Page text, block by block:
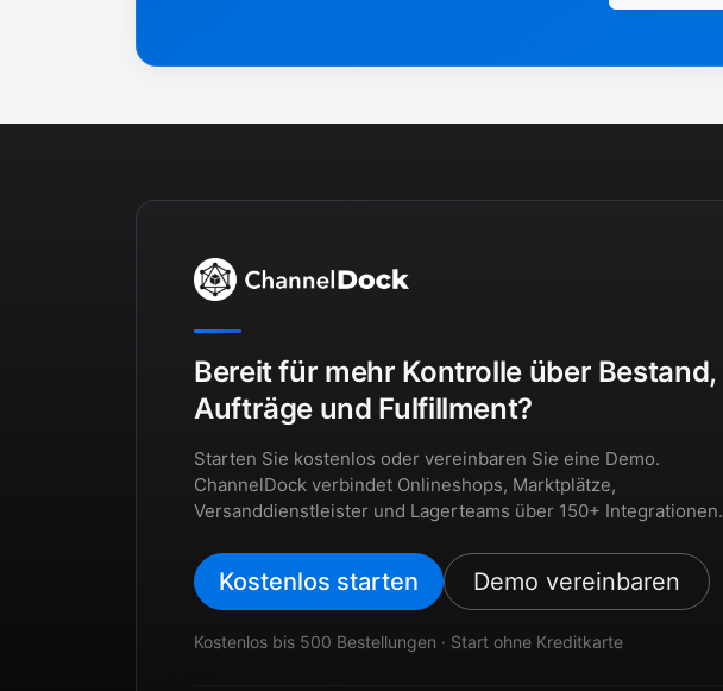
Bereit für mehr Kontrolle über Bestand,
Aufträge und Fulfillment?
Starten Sie kostenlos oder vereinbaren Sie eine Demo.
ChannelDock verbindet Onlineshops, Marktplätze,
Versanddienstleister und Lagerteams über 150+ Integrationen.
Kostenlos starten Demo vereinbaren
Kostenlos bis 500 Bestellungen · Start ohne Kreditkarte